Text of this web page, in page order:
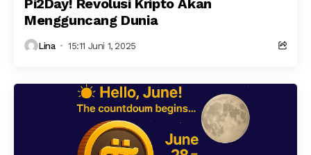
Pi2Day! Revolusi Kripto Akan
Mengguncang Dunia
Lina 15:11 Juni 1, 2025